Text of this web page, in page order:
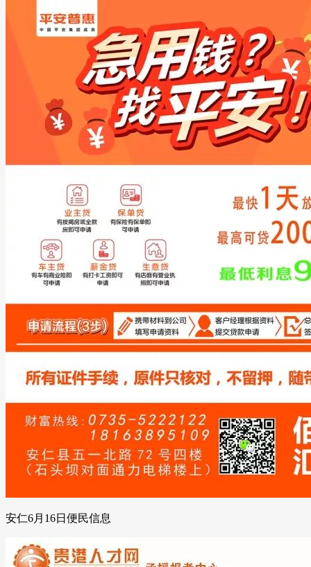
安仁6月16日便民信息